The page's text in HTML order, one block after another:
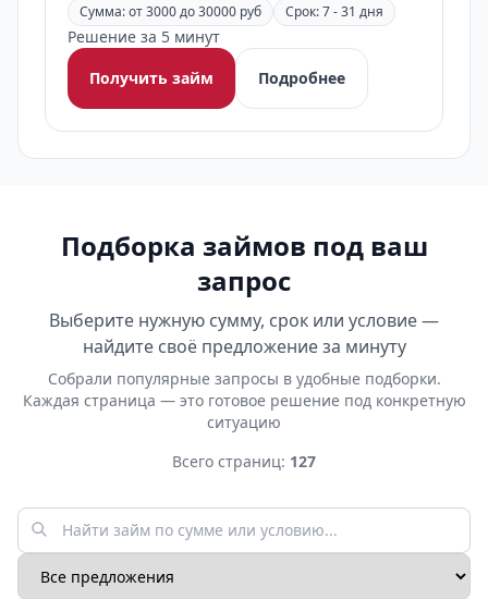
Сумма: от 3000 до 30000 руб Срок: 7 - 31 дня
Решение за 5 минут
Получить займ
Подробнее
Подборка займов под ваш
запрос
Выберите нужную сумму, срок или условие —
найдите своё предложение за минуту
Собрали популярные запросы в удобные подборки.
Каждая страница — это готовое решение под конкретную
ситуацию
Всего страниц: 127